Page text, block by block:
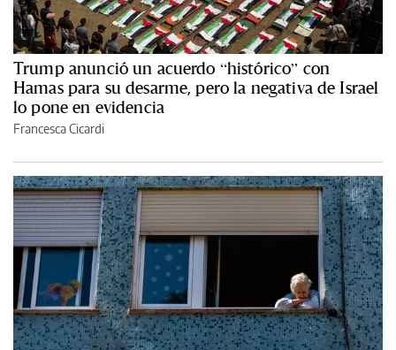
Trump anunció un acuerdo “histórico” con
Hamas para su desarme, pero la negativa de Israel
lo pone en evidencia
Francesca Cicardi